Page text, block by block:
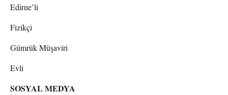
Edirne’li
Fizikçi
Gümrük Müşaviri
Evli
SOSYAL MEDYA